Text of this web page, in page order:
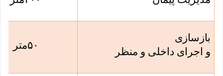
بازسازی
و اجرای داخلی و منظر
۵۰متر